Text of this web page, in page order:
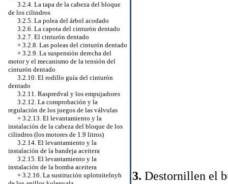
3.2.4. La tapa de la cabeza del bloque
de los cilindros
3.2.5. La polea del árbol acodado
3.2.6. La capota del cinturón dentado
3.2.7. El cinturón dentado
+ 3.2.8. Las poleas del cinturón dentado
+ 3.2.9. La suspensión derecha del
motor y el mecanismo de la tensión del
cinturón dentado
3.2.10. El rodillo guía del cinturón
dentado
3.2.11. Raspredval y los empujadores
3.2.12. La comprobación y la
regulación de los juegos de las válvulas
+ 3.2.13. El levantamiento y la
instalación de la cabeza del bloque de los
cilindros (los motores de 1.9 litros)
3.2.14. El levantamiento y la
instalación de la bandeja aceitera
3.2.15. El levantamiento y la
instalación de la bomba aceitera
+ 3.2.16. La sustitución uplotnitelnyh
3. Destornillen el